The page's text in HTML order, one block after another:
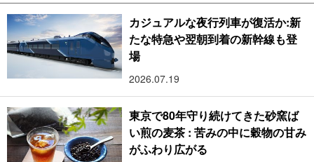
カジュアルな夜行列車が復活か:新
たな特急や翌朝到着の新幹線も登
場
2026.07.19
東京で80年守り続けてきた砂窯ば
い煎の麦茶 : 苦みの中に穀物の甘み
がふわり広がる